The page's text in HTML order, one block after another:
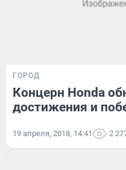
ГОРОД
Концерн Honda
достижения и
19 апреля, 2018, 14:41 2